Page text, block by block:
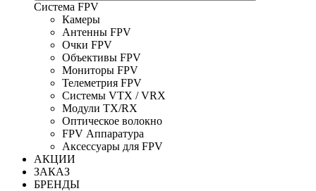
Система FPV
Камеры
Антенны FPV
Очки FPV
Объективы FPV
Мониторы FPV
Телеметрия FPV
Системы VTX / VRX
Модули TX/RX
Оптическое волокно
FPV Аппаратура
Аксессуары для FPV
АКЦИИ
ЗАКАЗ
БРЕНДЫ